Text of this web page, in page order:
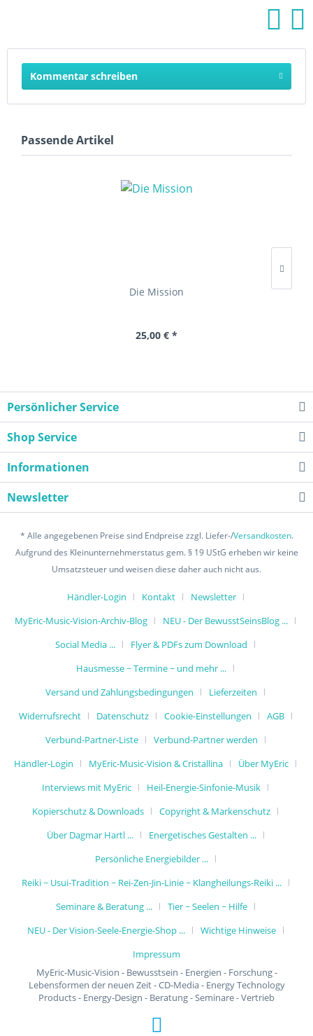
Kommentar schreiben
Passende Artikel
Die Mission
25,00 € *
Persönlicher Service
Shop Service
Informationen
Newsletter
* Alle angegebenen Preise sind Endpreise zzgl. Liefer-/Versandkosten.
Aufgrund des Kleinunternehmerstatus gem. § 19 UStG erheben wir keine
Umsatzsteuer und weisen diese daher auch nicht aus.
Händler-Login Kontakt
Newsletter
MyEric-Music-Vision-Archiv-Blog
NEU - Der BewusstSeinsBlog ...
Social Media ...
Flyer & PDFs zum Download
Hausmesse ~ Termine ~ und mehr ...
Versand und Zahlungsbedingungen
Lieferzeiten
Widerrufsrecht
Datenschutz Cookie-Einstellungen
AGB
Verbund-Partner-Liste
Verbund-Partner werden
Händler-Login
MyEric-Music-Vision & Cristallina
Über MyEric
Interviews mit MyEric
Heil-Energie-Sinfonie-Musik
Kopierschutz & Downloads
Copyright & Markenschutz
Über Dagmar Hartl ...
Energetisches Gestalten ...
Persönliche Energiebilder ...
Reiki ~ Usui-Tradition ~ Rei-Zen-Jin-Linie ~ Klangheilungs-Reiki ...
Seminare & Beratung ...
Tier ~ Seelen ~ Hilfe
NEU - Der Vision-Seele-Energie-Shop ...
Wichtige Hinweise
Impressum
MyEric-Music-Vision - Bewusstsein - Energien - Forschung -
Lebensformen der neuen Zeit - CD-Media - Energy Technology
Products - Energy-Design - Beratung - Seminare - Vertrieb